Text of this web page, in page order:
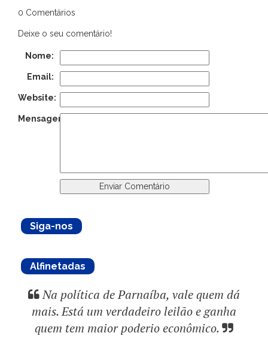
0 Comentários
Deixe o seu comentário!
Nome:
Email:
Website:
Mensagem:
Siga-nos
Alfinetadas
Na política de Parnaíba, vale quem dá
mais. Está um verdadeiro leilão e ganha
quem tem maior poderio econômico.